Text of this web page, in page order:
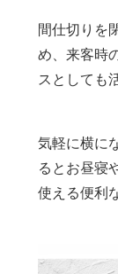
間仕切りを
め、来客時
スとしても
気軽に横に
るとお昼寝
使える便利